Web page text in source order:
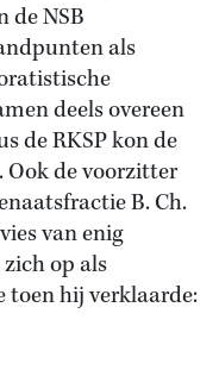
de NSB
als
deels overeen
de RKSP kon de
Ook de voorzitter
B. Ch.
van enig
op als
toen hij verklaarde: